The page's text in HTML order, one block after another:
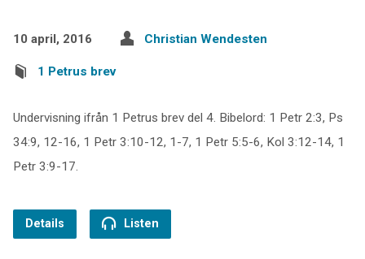
10 april, 2016 Christian Wendesten
1 Petrus brev
Undervisning ifrån 1 Petrus brev del 4. Bibelord: 1 Petr 2:3, Ps
34:9, 12-16, 1 Petr 3:10-12, 1-7, 1 Petr 5:5-6, Kol 3:12-14, 1
Petr 3:9-17.
Details Listen